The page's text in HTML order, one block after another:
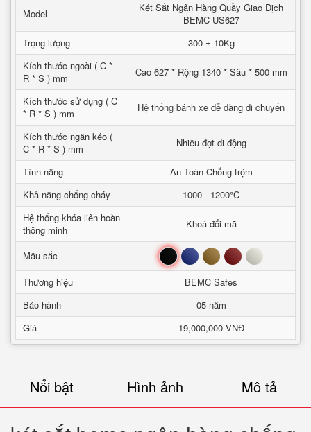
Model
Két Sắt Ngân Hàng Quầy Giao Dịch
BEMC US627
Trọng lượng
300 ± 10Kg
Kích thước ngoài ( C *
R * S ) mm
Cao 627 * Rộng 1340 * Sâu * 500 mm
Kích thước sử dụng ( C
* R * S ) mm
Hệ thống bánh xe dễ dàng di chuyển
Kích thước ngăn kéo (
C * R * S ) mm
Nhiều đợt di động
Tính năng
An Toàn Chống trộm
Khả năng chống cháy
1000 - 1200°C
Hệ thống khóa liên hoàn
thông minh
Khoá đổi mã
Mầu sắc Đen Xanh Nâu Đỏ Trắng
Thương hiệu
BEMC Safes
Bảo hành
05 năm
Giá
19,000,000 VNĐ
Nổi bật Hình ảnh Mô tả